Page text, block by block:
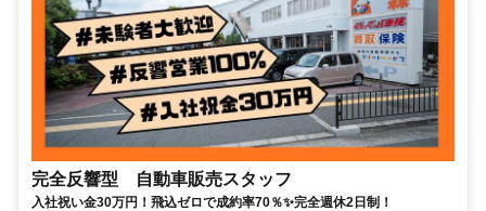
完全反響型 自動車販売スタッフ
入社祝い金30万円！飛込ゼロで成約率70％✨完全週休2日制！